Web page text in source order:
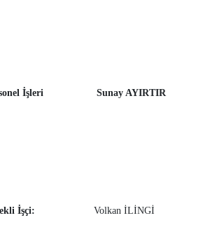
İşleri Sunay AYIRTIR
İşçi: Volkan İLİNGİ